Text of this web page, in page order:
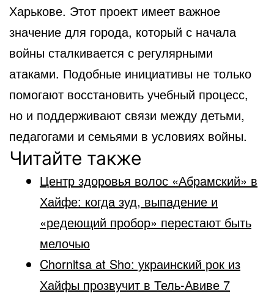
Харькове. Этот проект имеет важное
значение для города, который с начала
войны сталкивается с регулярными
атаками. Подобные инициативы не только
помогают восстановить учебный процесс,
но и поддерживают связи между детьми,
педагогами и семьями в условиях войны.
Читайте также
Центр здоровья волос «Абрaмский» в
Хайфе: когда зуд, выпадение и
«редеющий пробор» перестают быть
мелочью
Chornitsa at Sho: украинский рок из
Хайфы прозвучит в Тель-Авиве 7